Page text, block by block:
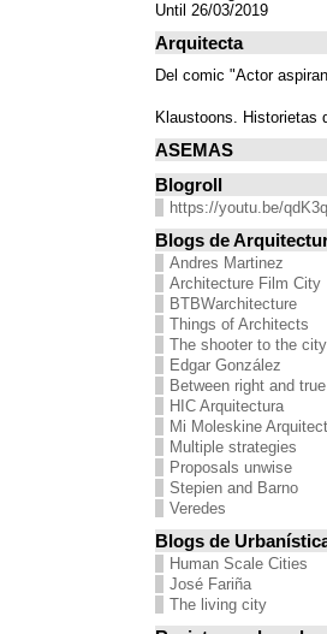
FERNANDO
27 Febrero - 5 Mayo.
Home Futures
Algues. Paul Tahom
Vitra.
En el Design Museum
Until 26/03/2019
Arquitecta
Del comic "Actor